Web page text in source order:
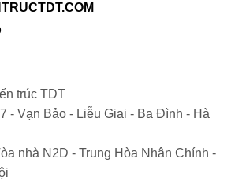
trúc TDT
- Vạn Bảo - Liễu Giai - Ba Đình - Hà
nhà N2D - Trung Hòa Nhân Chính -
- Hà Nội